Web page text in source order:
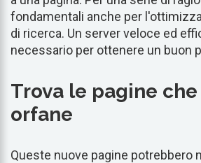
fondamentali anche per
di ricerca. Un server veloce ed
necessario per ottenere un buon
Trova le pagine
orfane
Queste nuove pagine potrebbero